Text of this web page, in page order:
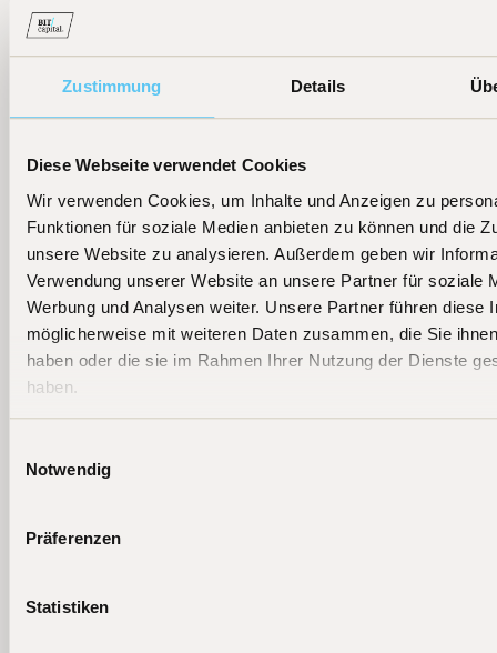
Zustimmung Details
Diese Webseite verwendet Cookies
Wir verwenden Cookies, um Inhalte und Anzeigen zu
Funktionen für soziale Medien anbieten zu können und die
unsere Website zu analysieren. Außerdem geben wir
Verwendung unserer Website an unsere Partner für soziale
Werbung und Analysen weiter. Unsere Partner führen diese
möglicherweise mit weiteren Daten zusammen, die Sie
haben oder die sie im Rahmen Ihrer Nutzung der Dienste
haben.
Notwendig
Präferenzen
Statistiken
Podcast [06.08.2026]
Fondsmanager
Beckers:
Flaggschiff-
Fonds jetzt als
ETF
Mehr erfahren
Presse [25.07.2026]
TiAM
Fundresearch
"KI ist keine
Blase"
Mehr erfahren
Presse [
Handelsblatt
"Diese Tech-
Fonds haben
am besten
performt"
Mehr erfahren